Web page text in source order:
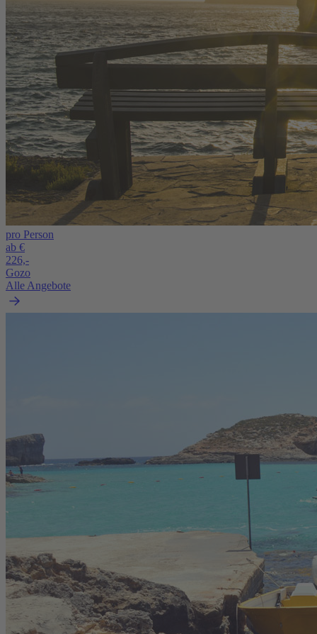
pro Person
ab €
226,-
Gozo
Alle Angebote